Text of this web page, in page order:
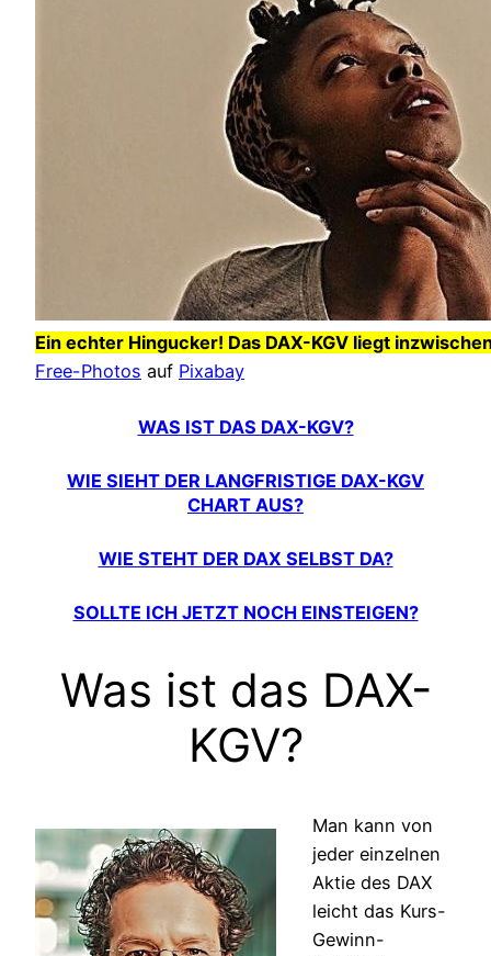
Ein echter Hingucker! Das DAX-KGV liegt
Free-Photos auf Pixabay
WAS IST DAS DAX-KGV?
WIE SIEHT DER LANGFRISTIGE DAX-KGV
CHART AUS?
WIE STEHT DER DAX SELBST DA?
SOLLTE ICH JETZT NOCH EINSTEIGEN?
Was ist das DAX-
KGV?
Man kann von
jeder einzelnen
Aktie des DAX
leicht das Kurs-
Gewinn-